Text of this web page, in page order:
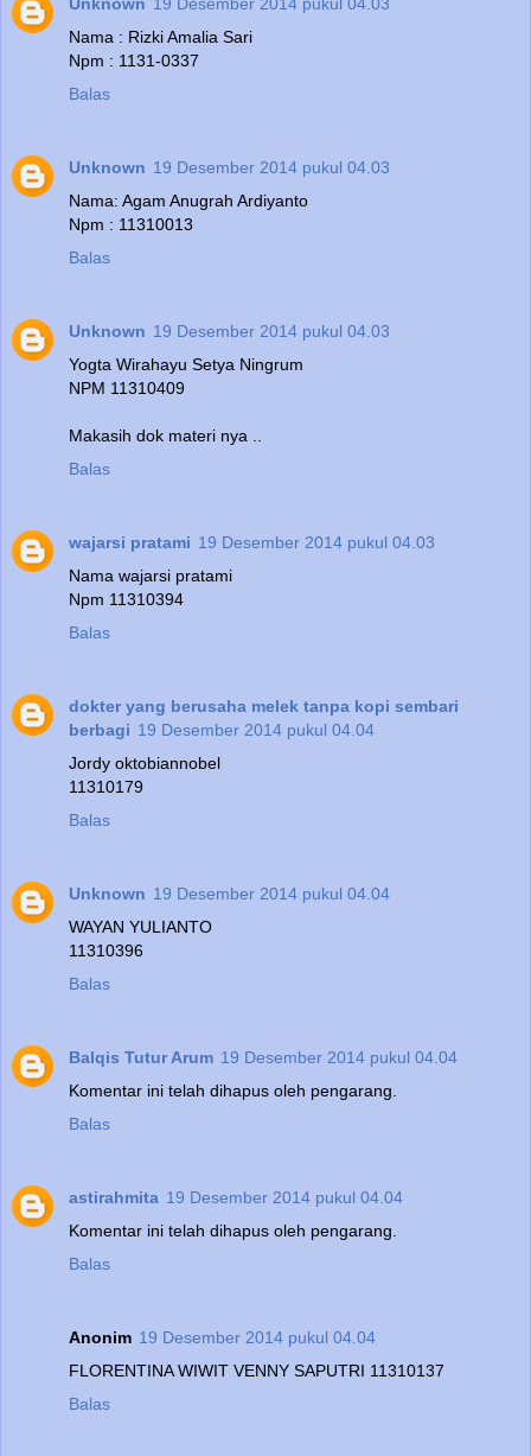
Nama : Rizki Amalia Sari
Npm : 1131-0337
Balas
Unknown 19 Desember 2014 pukul 04.03
Nama: Agam Anugrah Ardiyanto
Npm : 11310013
Balas
Unknown 19 Desember 2014 pukul 04.03
Yogta Wirahayu Setya Ningrum
NPM 11310409
Makasih dok materi nya ..
Balas
wajarsi pratami 19 Desember 2014 pukul 04.03
Nama wajarsi pratami
Npm 11310394
Balas
dokter yang berusaha melek tanpa kopi sembari
berbagi 19 Desember 2014 pukul 04.04
Jordy oktobiannobel
11310179
Balas
Unknown 19 Desember 2014 pukul 04.04
WAYAN YULIANTO
11310396
Balas
Balqis Tutur Arum 19 Desember 2014 pukul 04.04
Komentar ini telah dihapus oleh pengarang.
Balas
astirahmita 19 Desember 2014 pukul 04.04
Komentar ini telah dihapus oleh pengarang.
Balas
Anonim 19 Desember 2014 pukul 04.04
FLORENTINA WIWIT VENNY SAPUTRI 11310137
Balas